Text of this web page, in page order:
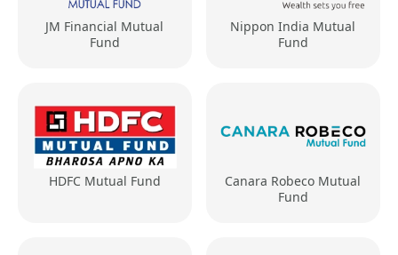
JM Financial Mutual
Fund
Nippon India Mutual
Fund
HDFC Mutual Fund
Canara Robeco Mutual
Fund